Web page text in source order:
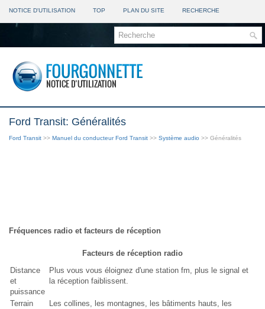
NOTICE D'UTILISATION TOP PLAN DU SITE RECHERCHE
Ford Transit: Généralités
Ford Transit >> Manuel du conducteur Ford Transit >> Système audio >> Généralités
Fréquences radio et facteurs de réception
Facteurs de réception radio
Distance
et
puissance
Plus vous vous éloignez d'une station fm, plus le signal et
la réception faiblissent.
Terrain
Les collines, les montagnes, les bâtiments hauts, les